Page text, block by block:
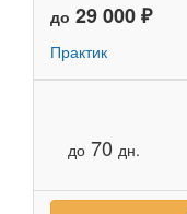
до 29 000 ₽
Практик
до 70 дн.